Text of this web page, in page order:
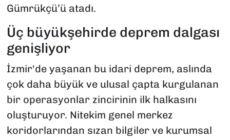
Gümrükçü’ü atadı.
Üç büyükşehirde deprem dalgası
genişliyor
İzmir'de yaşanan bu idari deprem, aslında
çok daha büyük ve ulusal çapta kurgulanan
bir operasyonlar zincirinin ilk halkasını
oluşturuyor. Nitekim genel merkez
koridorlarından sızan bilgiler ve kurumsal